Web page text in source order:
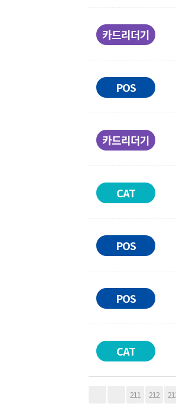
카드리더기
POS
카드리더기
CAT
POS
POS
CAT
211 212